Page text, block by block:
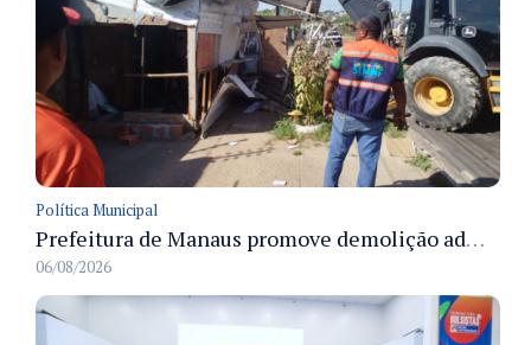
Política Municipal
Prefeitura de Manaus promove demolição administrativa de cinco estruturas que ocupavam calçada pública
06/08/2026